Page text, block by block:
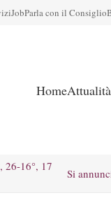
JobParla con il Consiglio
Home
26-16°, 17
Si